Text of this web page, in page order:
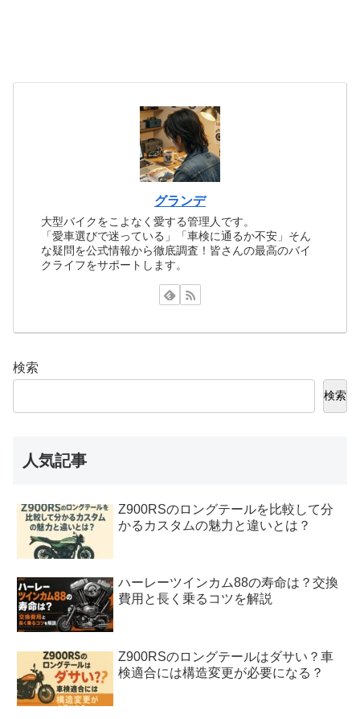
グランデ
大型バイクをこよなく愛する管理人です。
「愛車選びで迷っている」「車検に通るか不安」そん
な疑問を公式情報から徹底調査！皆さんの最高のバイ
クライフをサポートします。
検索
検索
人気記事
Z900RSのロングテールを比較して分
かるカスタムの魅力と違いとは？
ハーレーツインカム88の寿命は？交換
費用と長く乗るコツを解説
Z900RSのロングテールはダサい？車
検適合には構造変更が必要になる？